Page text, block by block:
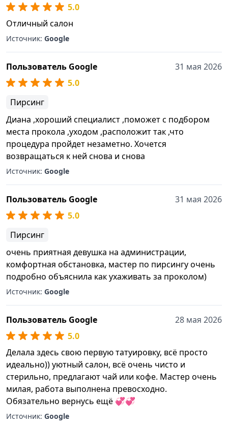
5.0
Отличный салон
Источник: Google
Пользователь Google
31 мая 2026
5.0
Пирсинг
Диана ,хороший специалист ,поможет с подбором
места прокола ,уходом ,расположит так ,что
процедура пройдет незаметно. Хочется
возвращаться к ней снова и снова
Источник: Google
Пользователь Google
31 мая 2026
5.0
Пирсинг
очень приятная девушка на администрации,
комфортная обстановка, мастер по пирсингу очень
подробно объяснила как ухаживать за проколом)
Источник: Google
Пользователь Google
28 мая 2026
5.0
Делала здесь свою первую татуировку, всё просто
идеально)) уютный салон, всё очень чисто и
стерильно, предлагают чай или кофе. Мастер очень
милая, работа выполнена превосходно.
Обязательно вернусь ещё 💞💞
Источник: Google